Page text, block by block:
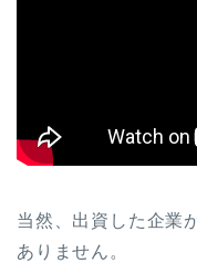
当然、出資した企業
ありません。